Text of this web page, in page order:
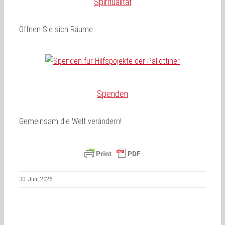
Öffnen Sie sich Räume
Spenden
Gemeinsam die Welt verändern!
30. Juni 2026